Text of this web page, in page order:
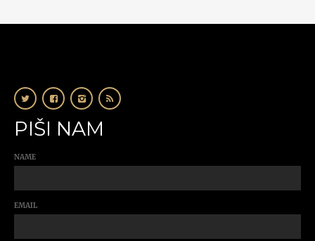
PIŠI NAM
NAME
EMAIL